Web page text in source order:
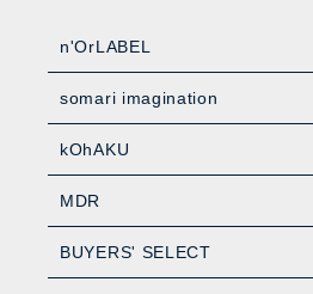
n'OrLABEL
somari imagination
kOhAKU
MDR
BUYERS' SELECT